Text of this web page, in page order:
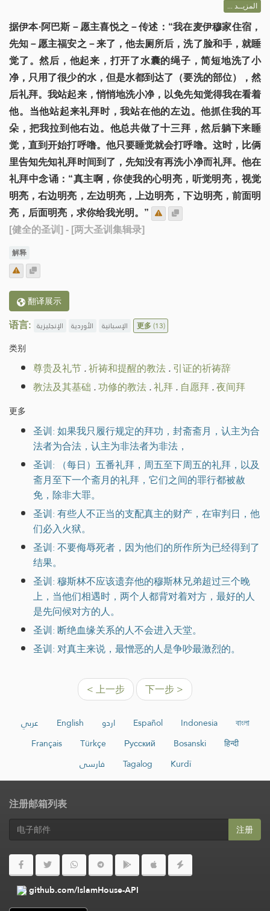
المزيــد ...
据伊本∙阿巴斯－愿主喜悦之－传述：“我在麦伊穆家住宿，
先知－愿主福安之－来了，他去厕所后，洗了脸和手，就睡
觉了。然后，他起来，打开了水囊的绳子，简短地洗了小
净，只用了很少的水，但是水都到达了（要洗的部位），然
后礼拜。我站起来，悄悄地洗小净，以免先知觉得我在看着
他。当他站起来礼拜时，我站在他的左边。他抓住我的耳
朵，把我拉到他右边。他总共做了十三拜，然后躺下来睡
觉，直到开始打呼噜。他只要睡觉就会打呼噜。这时，比俩
里告知先知礼拜时间到了，先知没有再洗小净而礼拜。他在
礼拜中念诵：“真主啊，你使我的心明亮，听觉明亮，视觉
明亮，右边明亮，左边明亮，上边明亮，下边明亮，前面明
亮，后面明亮，求你给我光明。”
[健全的圣训] - [两大圣训集辑录]
解释
翻译展示
语言: الإنجليزية الأوردية الإسبانية 更多(13)
类别
尊贵及礼节.祈祷和提醒的教法.引证的祈祷辞
教法及其基础 .功修的教法.礼拜. 自愿拜.夜间拜
更多
圣训: 如果我只履行规定的拜功，封斋斋月，认主为合
法者为合法，认主为非法者为非法，
圣训: （每日）五番礼拜，周五至下周五的礼拜，以及
斋月至下一个斋月的礼拜，它们之间的罪行都被赦
免，除非大罪。
圣训: 有些人不正当的支配真主的财产，在审判日，他
们必入火狱。
圣训: 不要侮辱死者，因为他们的所作所为已经得到了
结果。
圣训: 穆斯林不应该遗弃他的穆斯林兄弟超过三个晚
上，当他们相遇时，两个人都背对着对方，最好的人
是先问候对方的人。
圣训: 断绝血缘关系的人不会进入天堂。
圣训: 对真主来说，最憎恶的人是争吵最激烈的。
< 上一步 下一步 >
عربي English اردو Español Indonesia
বাংলা
Français
Türkçe Русский Bosanski
हिन्दी
فارسی
Tagalog Kurdî
注册邮箱列表
注册
github.com/IslamHouse-API